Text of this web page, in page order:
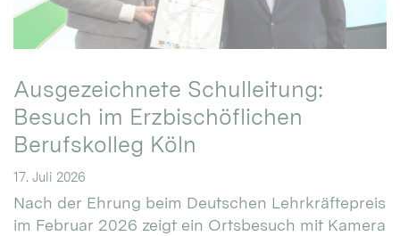
Ausgezeichnete Schulleitung:
Besuch im Erzbischöflichen
Berufskolleg Köln
17. Juli 2026
Nach der Ehrung beim Deutschen Lehrkräftepreis
im Februar 2026 zeigt ein Ortsbesuch mit Kamera